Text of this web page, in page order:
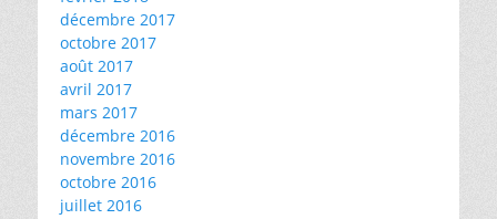
décembre 2017
octobre 2017
août 2017
avril 2017
mars 2017
décembre 2016
novembre 2016
octobre 2016
juillet 2016